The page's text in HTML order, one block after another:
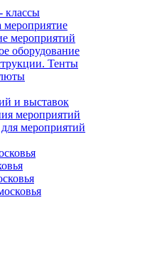
классы
мероприятие
мероприятий
оборудование
Тенты
и выставок
мероприятий
мероприятий